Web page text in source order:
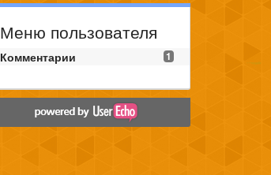
Меню пользователя
1
Комментарии